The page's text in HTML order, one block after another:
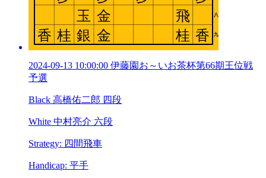
2024-09-13 10:00:00 伊藤園お～いお茶杯第66期王位戦
予選
Black 高橋佑二郎 四段
White 中村亮介 六段
Strategy: 四間飛車
Handicap: 平手